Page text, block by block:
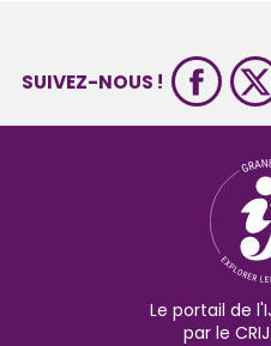
SUIVEZ-NOUS !
Le portail de
par le